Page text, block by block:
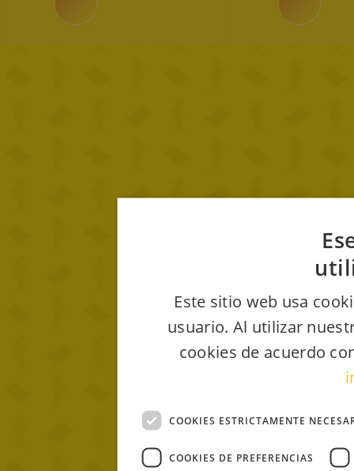
Este sitio web usa
usuario. Al utilizar
cookies de acuerdo
COOKIES ESTRICTAMENTE
COOKIES DE PREFERENCIAS